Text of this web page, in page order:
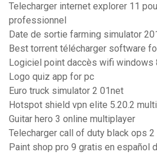
Telecharger internet explorer 11
professionnel
Date de sortie farming simulator
Best torrent télécharger software
Logiciel point daccès wifi windows
Logo quiz app for pc
Euro truck simulator 2 01net
Hotspot shield vpn elite 5.20.2
Guitar hero 3 online multiplayer
Telecharger call of duty black ops
Paint shop pro 9 gratis en español